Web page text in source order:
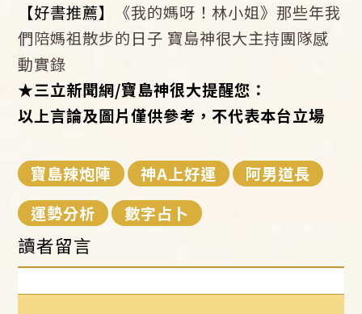
【好書推薦】
《我的媽呀！林小姐》那些年我
們陪媽祖散步的日子 寶島神很大主持團隊感
動實錄
★三立新聞網/寶島神很大提醒您：
以上言論及圖片僅供參考，不代表本台立場
寶島辣炮陣 神A上好運
阿男道長
運勢分析
數字占卜
讀者留言